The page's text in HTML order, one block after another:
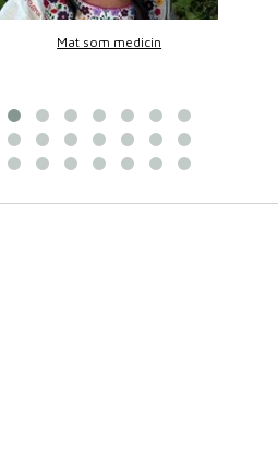
Mat som medicin